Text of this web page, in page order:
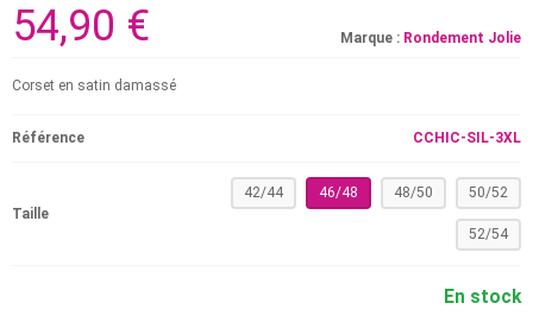
Marque : Rondement Jolie
54,90 €
Corset en satin damassé
Référence CCHIC-SIL-3XL
Taille
42/44 46/48 48/50 50/52
52/54
En stock